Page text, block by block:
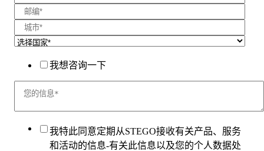
我想咨询一下
我特此同意定期从STEGO接收有关产品、服务
和活动的信息-有关此信息以及您的个人数据处